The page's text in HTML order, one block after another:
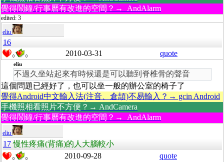
覺得鬧鐘/行事曆有改進的空間？→ AndAlarm
edited: 3
eliu
16
0 0 2010-03-31 quote
eliu
不過久坐站起來有時候還是可以聽到脊椎骨的聲音
這個問題已經好了，也可以坐一般的辦公室的椅子了
覺得Android中文輸入法(注音、倉頡)不易輸入？→ gcin Android
手機照相看照片不方便？→ AndCamera
覺得鬧鐘/行事曆有改進的空間？→ AndAlarm
eliu
17慢性疼痛(背痛)的人大腦較小
0 0 2010-09-28 quote